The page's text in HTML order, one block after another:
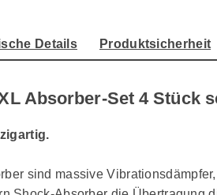
Details Produktsicherheit
Absorber-Set 4 Stück
sind massive